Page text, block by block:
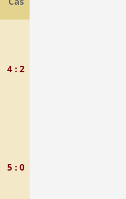
4 : 2
5 : 0